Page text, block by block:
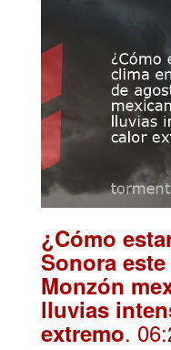
¿Cómo
Sonora
Monzón
lluvias
extremo.